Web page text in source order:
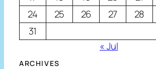
24
25 26 27 28
31
« Jul
ARCHIVES